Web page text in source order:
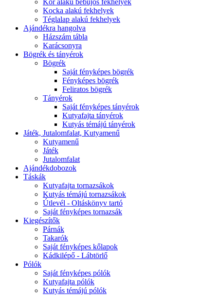
Kör alakú bebújós fekhelyek
Kocka alakú fekhelyek
Téglalap alakú fekhelyek
Ajándékra hangolva
Házszám tábla
Karácsonyra
Bögrék és tányérok
Bögrék
Saját fényképes bögrék
Fényképes bögrék
Feliratos bögrék
Tányérok
Saját fényképes tányérok
Kutyafajta tányérok
Kutyás témájú tányérok
Játék, Jutalomfalat, Kutyamenű
Kutyamenű
Játék
Jutalomfalat
Ajándékdobozok
Táskák
Kutyafajta tornazsákok
Kutyás témájú tornazsákok
Útlevél - Oltáskönyv tartó
Saját fényképes tornazsák
Kiegészítők
Párnák
Takarók
Saját fényképes kőlapok
Kádkilépő - Lábtörlő
Pólók
Saját fényképes pólók
Kutyafajta pólók
Kutyás témájú pólók